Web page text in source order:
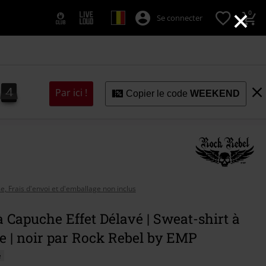
×
Se connecter 0
2
3
2
4
3 Par ici ! Copier le codeWEEKEND
Frais d'envoi et d'emballage non inclus
Capuche Effet Délavé | Sweat-shirt à
| noir par Rock Rebel by EMP